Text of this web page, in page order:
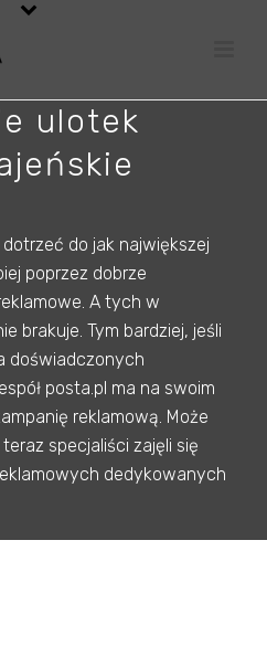
ulotek
do jak największej
poprzez dobrze
A tych w
brakuje. Tym bardziej, jeśli
doświadczonych
posta.pl ma na swoim
reklamową. Może
specjaliści zajęli się
dedykowanych